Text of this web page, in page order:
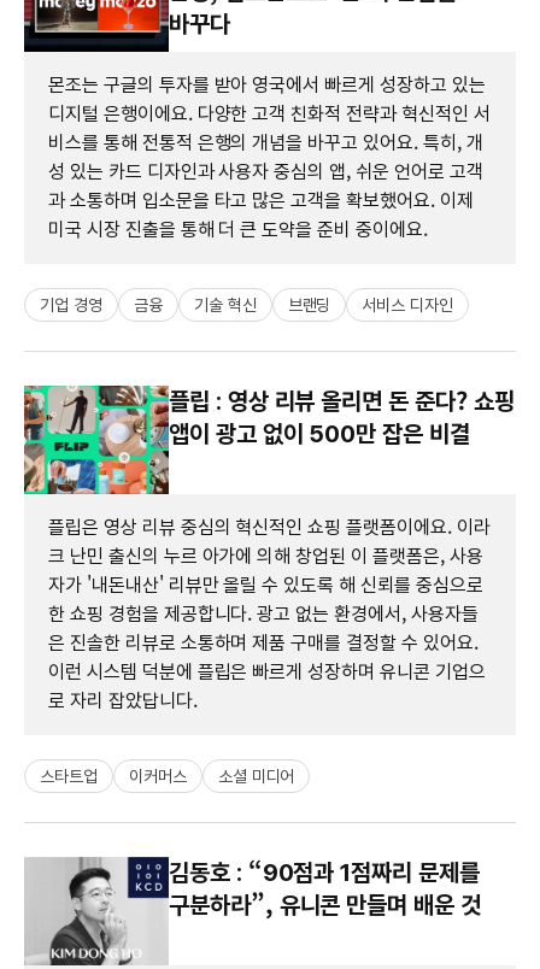
바꾸다
몬조는 구글의 투자를 받아 영국에서 빠르게 성장하고 있는
디지털 은행이에요. 다양한 고객 친화적 전략과 혁신적인 서
비스를 통해 전통적 은행의 개념을 바꾸고 있어요. 특히, 개
성 있는 카드 디자인과 사용자 중심의 앱, 쉬운 언어로 고객
과 소통하며 입소문을 타고 많은 고객을 확보했어요. 이제
미국 시장 진출을 통해 더 큰 도약을 준비 중이에요.
기업 경영 금융 기술 혁신 브랜딩 서비스 디자인
플립 : 영상 리뷰 올리면 돈 준다? 쇼핑
앱이 광고 없이 500만 잡은 비결
플립은 영상 리뷰 중심의 혁신적인 쇼핑 플랫폼이에요. 이라
크 난민 출신의 누르 아가에 의해 창업된 이 플랫폼은, 사용
자가 '내돈내산' 리뷰만 올릴 수 있도록 해 신뢰를 중심으로
한 쇼핑 경험을 제공합니다. 광고 없는 환경에서, 사용자들
은 진솔한 리뷰로 소통하며 제품 구매를 결정할 수 있어요.
이런 시스템 덕분에 플립은 빠르게 성장하며 유니콘 기업으
로 자리 잡았답니다.
스타트업 이커머스 소셜 미디어
김동호 : “90점과 1점짜리 문제를
구분하라”, 유니콘 만들며 배운 것